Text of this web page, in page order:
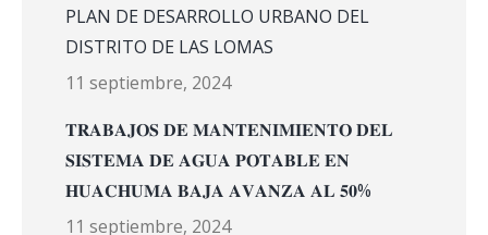
PLAN DE DESARROLLO URBANO DEL
DISTRITO DE LAS LOMAS
11 septiembre, 2024
𝐓𝐑𝐀𝐁𝐀𝐉𝐎𝐒 𝐃𝐄 𝐌𝐀𝐍𝐓𝐄𝐍𝐈𝐌𝐈𝐄𝐍𝐓𝐎 𝐃𝐄𝐋
𝐒𝐈𝐒𝐓𝐄𝐌𝐀 𝐃𝐄 𝐀𝐆𝐔𝐀 𝐏𝐎𝐓𝐀𝐁𝐋𝐄 𝐄𝐍
𝐇𝐔𝐀𝐂𝐇𝐔𝐌𝐀 𝐁𝐀𝐉𝐀 𝐀𝐕𝐀𝐍𝐙𝐀 𝐀𝐋 𝟓𝟎%
11 septiembre, 2024